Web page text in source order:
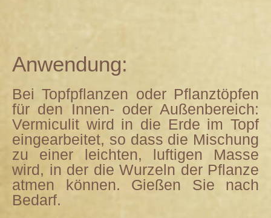
Anwendung:
Bei Topfpflanzen oder Pflanztöpfen
für den Innen- oder Außenbereich:
Vermiculit wird in die Erde im Topf
eingearbeitet, so dass die Mischung
zu einer leichten, luftigen Masse
wird, in der die Wurzeln der Pflanze
atmen können. Gießen Sie nach
Bedarf.